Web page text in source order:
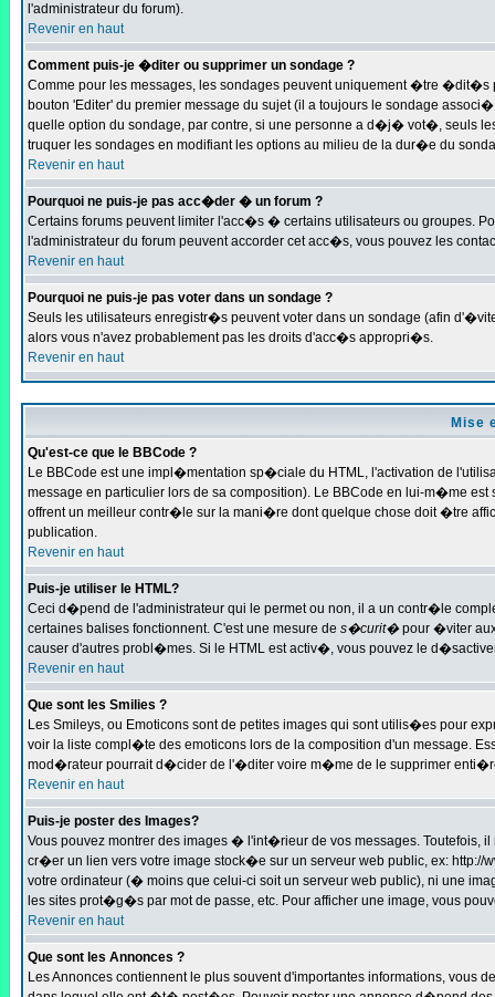
l'administrateur du forum).
Revenir en haut
Comment puis-je �diter ou supprimer un sondage ?
Comme pour les messages, les sondages peuvent uniquement �tre
bouton 'Editer' du premier message du sujet (il a toujours le sondage
quelle option du sondage, par contre, si une personne a d�j� vot�, seuls
truquer les sondages en modifiant les options au milieu de la dur�e du
Revenir en haut
Pourquoi ne puis-je pas acc�der � un forum ?
Certains forums peuvent limiter l'acc�s � certains utilisateurs ou groupes.
l'administrateur du forum peuvent accorder cet acc�s, vous pouvez les
Revenir en haut
Pourquoi ne puis-je pas voter dans un sondage ?
Seuls les utilisateurs enregistr�s peuvent voter dans un sondage (afin
alors vous n'avez probablement pas les droits d'acc�s appropri�s.
Revenir en haut
Mise
Qu'est-ce que le BBCode ?
Le BBCode est une impl�mentation sp�ciale du HTML, l'activation de
message en particulier lors de sa composition). Le BBCode en lui-m�me
offrent un meilleur contr�le sur la mani�re dont quelque chose doit �tre
publication.
Revenir en haut
Puis-je utiliser le HTML?
Ceci d�pend de l'administrateur qui le permet ou non, il a un contr�le
certaines balises fonctionnent. C'est une mesure de s�curit�pour �viter aux
causer d'autres probl�mes. Si le HTML est activ�, vous pouvez le
Revenir en haut
Que sont les Smilies ?
Les Smileys, ou Emoticons sont de petites images qui sont utilis�es pour
voir la liste compl�te des emoticons lors de la composition d'un message.
mod�rateur pourrait d�cider de l'�diter voire m�me de le supprimer
Revenir en haut
Puis-je poster des Images?
Vous pouvez montrer des images � l'int�rieur de vos messages. Toutefois,
cr�er un lien vers votre image stock�e sur un serveur web public, ex:
votre ordinateur (� moins que celui-ci soit un serveur web public), ni une
les sites prot�g�s par mot de passe, etc. Pour afficher une image, vous
Revenir en haut
Que sont les Annonces ?
Les Annonces contiennent le plus souvent d'importantes informations,